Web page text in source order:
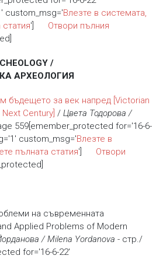
custom_msg='Влезте в системата,
']
Отвори пълния
/
АРХЕОЛОГИЯ
бъдещето за век напред [Victorian
Century] / Цвета Тодорова /
559[emember_protected for='16-6-
custom_msg='Влезте в
пълната статия']
Отвори
на съвременната
Applied Problems of Modern
/ Milena Yordanova - стр./
for='16-6-22'